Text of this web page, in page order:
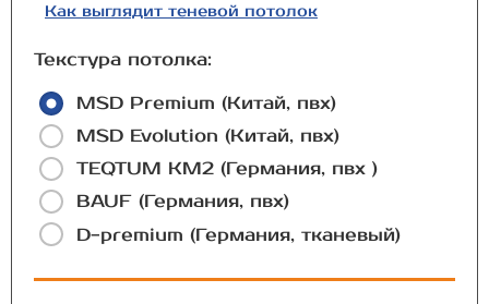
Как выглядит теневой потолок
Текстура потолка:
MSD Premium (Китай, пвх)
MSD Evolution (Китай, пвх)
TEQTUM КМ2 (Германия, пвх )
BAUF (Германия, пвх)
D-premium (Германия, тканевый)